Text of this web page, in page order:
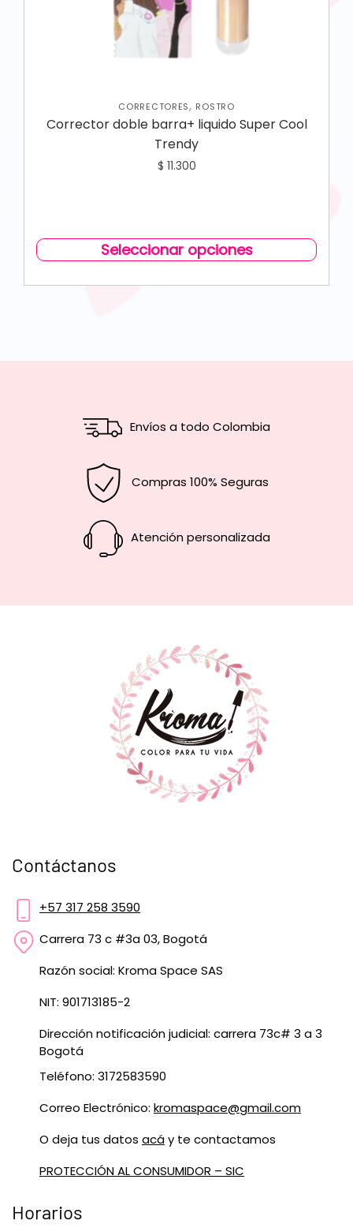
CORRECTORES, ROSTRO
Corrector doble barra+ liquido Super Cool
Trendy
$ 11.300
Seleccionar opciones
Envíos a todo Colombia
Compras 100% Seguras
Atención personalizada
Contáctanos
+57 317 258 3590
Carrera 73 c #3a 03, Bogotá
Razón social: Kroma Space SAS
NIT: 901713185-2
Dirección notificación judicial: carrera 73c# 3 a 3
Bogotá
Teléfono: 3172583590
Correo Electrónico: kromaspace@gmail.com
O deja tus datos acáy te contactamos
PROTECCIÓN AL CONSUMIDOR – SIC
Horarios